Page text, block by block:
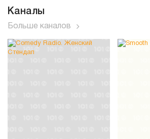
Каналы
Больше каналов